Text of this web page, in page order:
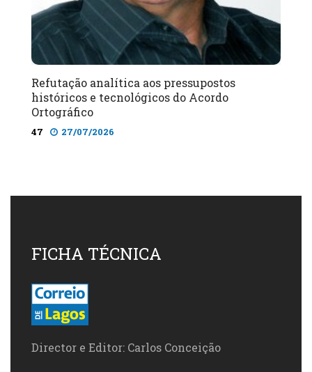
Refutação analítica aos pressupostos
históricos e tecnológicos do Acordo
Ortográfico
47 27/07/2026
FICHA TÉCNICA
Director e Editor: Carlos Conceição